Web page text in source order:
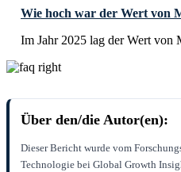
Wie hoch war der Wert von
Im Jahr 2025 lag der Wert
Über den/die Autor(en):
Dieser Bericht wurde vom
Technologie bei Global Growth